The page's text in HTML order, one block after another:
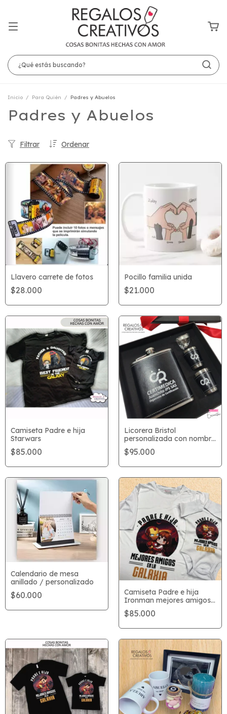
Inicio / Para Quién / Padres y Abuelos
Padres y Abuelos
Ordenar
Filtrar
Llavero carrete de fotos
$28.000
Pocillo familia unida
$21.000
Camiseta Padre e hija
Starwars
$85.000
Licorera Bristol
personalizada con nombre
o logo
$95.000
Calendario de mesa
anillado / personalizado
$60.000
Camiseta Padre e hija
Ironman mejores amigos
en la galaxia
$85.000